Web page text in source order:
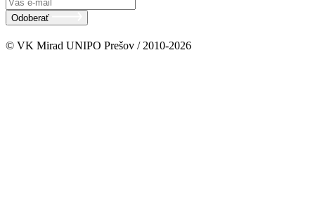
Odoberať
© VK Mirad UNIPO Prešov / 2010-2026